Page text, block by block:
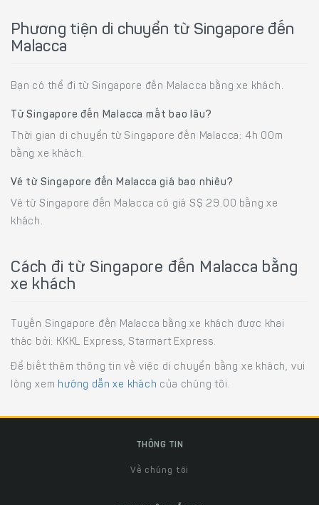
Phương tiện di chuyển từ Singapore đến
Malacca
Bạn có thể đi từ Singapore đến Malacca bằng xe khách.
Từ Singapore đến Malacca mất bao lâu?
Thời gian di chuyển từ Singapore đến Malacca: 4h 00m
bằng xe khách.
Vé từ Singapore đến Malacca giá bao nhiêu?
Vé từ Singapore đến Malacca có giá S$ 29.00 bằng xe
khách.
Cách đi từ Singapore đến Malacca bằng
xe khách
Tuyến Singapore đến Malacca bằng xe khách được khai
thác bởi: KKKL Express, Starmart Express.
Để biết thêm thông tin về việc di chuyển bằng xe khách, vui
lòng xem hướng dẫn xe khách của chúng tôi.
THÔNG TIN
Về chúng tôi